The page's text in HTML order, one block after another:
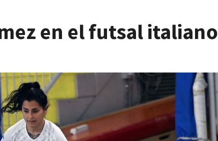
en el futsal italiano